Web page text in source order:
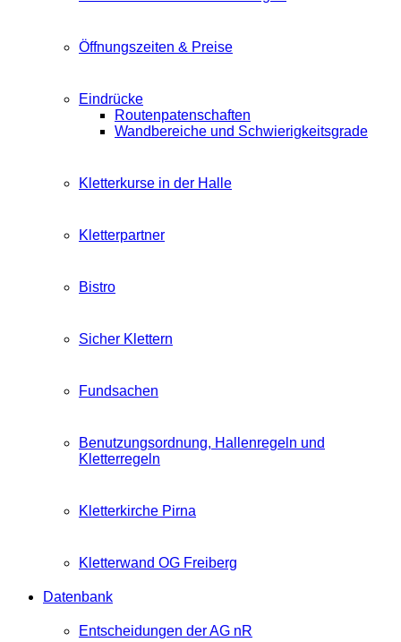
Öffnungszeiten & Preise
Eindrücke
Routenpatenschaften
Wandbereiche und Schwierigkeitsgrade
Kletterkurse in der Halle
Kletterpartner
Bistro
Sicher Klettern
Fundsachen
Benutzungsordnung, Hallenregeln und
Kletterregeln
Kletterkirche Pirna
Kletterwand OG Freiberg
Datenbank
Entscheidungen der AG nR